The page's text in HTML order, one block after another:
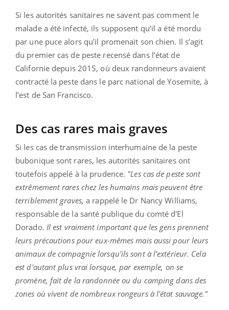
Si les autorités sanitaires ne savent pas comment le
malade a été infecté, ils supposent qu’il a été mordu
par une puce alors qu’il promenait son chien. Il s’agit
du premier cas de peste recensé dans l’état de
Californie depuis 2015, où deux randonneurs avaient
contracté la peste dans le parc national de Yosemite, à
l’est de San Francisco.
Des cas rares mais graves
Si les cas de transmission interhumaine de la peste
bubonique sont rares, les autorités sanitaires ont
toutefois appelé à la prudence. "Les cas de peste sont
extrêmement rares chez les humains mais peuvent être
terriblement graves, a rappelé le Dr Nancy Williams,
responsable de la santé publique du comté d'El
Dorado. Il est vraiment important que les gens prennent
leurs précautions pour eux-mêmes mais aussi pour leurs
animaux de compagnie lorsqu'ils sont à l'extérieur. Cela
est d'autant plus vrai lorsque, par exemple, on se
promène, fait de la randonnée ou du camping dans des
zones où vivent de nombreux rongeurs à l'état sauvage."